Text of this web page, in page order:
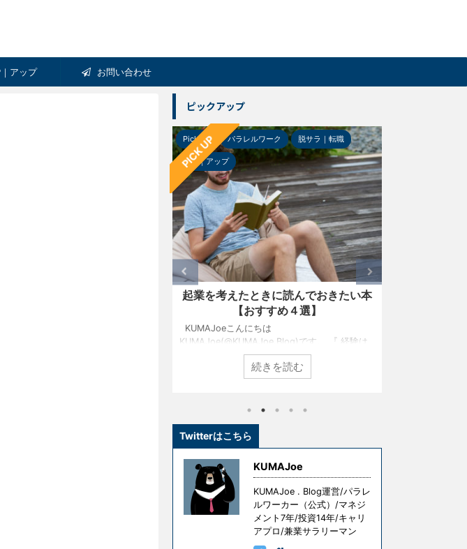
｜アップ お問い合わせ
ピックアップ
PICK UP
Pick-up パラレルワーク 脱サラ｜転職
ＵＰ｜アップ
起業を考えたときに読んでおきたい本
【おすすめ４選】
KUMAJoeこんにちは
KUMAJoe(@KUMAJoe.Blog)です。 『 経験は
最良の教師である 』という言葉をご存知でしょ
うか？ 名経営者として大きな成功を手にしてい
る創業者たちも、ずっと順風満帆な人生を送っ
し、失敗し、その経験を糧として這い上がり、
は続きがあります。 『 ただし授業料が高すぎ
る 』というものです。 失敗はコストです。成
功を手にするための試行錯誤や失敗には意味が
ありますが、無意味な ...
続きを読む
Twitterはこちら
KUMAJoe
KUMAJoe . Blog運営/パラレ
ルワーカー（公式）/マネジ
メント7年/投資14年/キャリ
アプロ/兼業サラリーマン